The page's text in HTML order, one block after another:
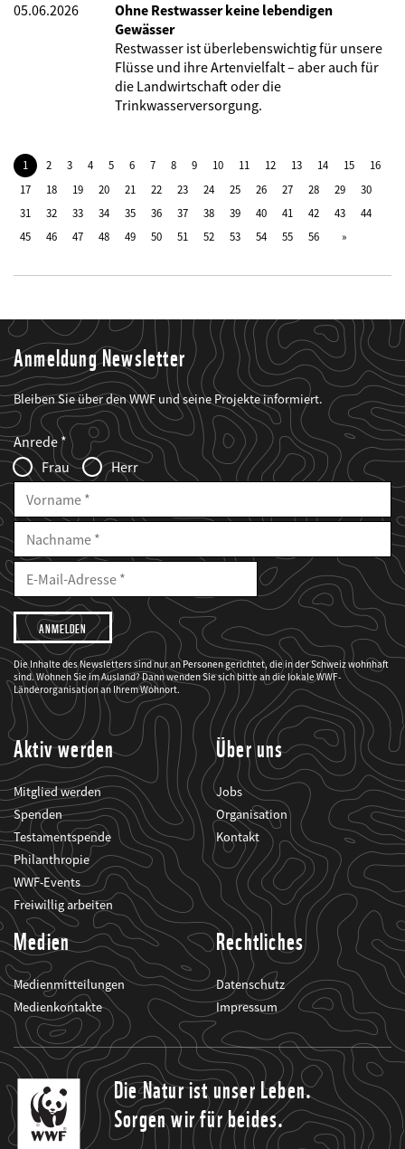
05.06.2026
Ohne Restwasser keine lebendigen
Gewässer
Restwasser ist überlebenswichtig für unsere
Flüsse und ihre Artenvielfalt – aber auch für
die Landwirtschaft oder die
Trinkwasserversorgung.
1 2 3 4 5 6 7 8 9 10 11 12 13 14 15
16
17
18 19 20 21 22 23 24 25 26 27 28 29
30
31
32 33 34 35 36 37 38 39 40 41 42 43
44
45
46 47 48 49 50 51 52 53 54 55 56
Anmeldung Newsletter
Bleiben Sie über den WWF und seine Projekte informiert.
Web2Case
Infofelder
Fieldset
anrede_name
Anrede
Frau
Herr
Vorname
Nachname
E-
Mailadresse
E-
Adresse
Ich
möchte,
dass
der
WWF
mich
über
seine
Projekte
informiert.
Die Inhalte des Newsletters sind nur an Personen gerichtet, die in der Schweiz wohnhaft
sind. Wohnen Sie im Ausland? Dann wenden Sie sich bitte an die lokale WWF-
Länderorganisation an Ihrem Wohnort.
Aktiv werden
Mitglied werden
Spenden
Testamentspende
Philanthropie
WWF-Events
Freiwillig arbeiten
Über uns
Jobs
Organisation
Kontakt
Medien
Medienmitteilungen
Medienkontakte
Rechtliches
Datenschutz
Impressum
Die Natur ist unser Leben.
Sorgen wir für beides.